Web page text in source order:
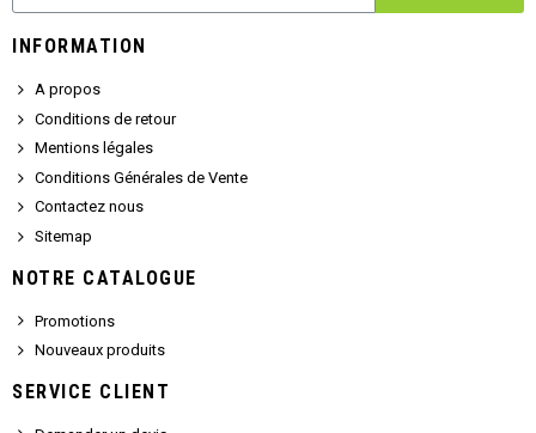
INFORMATION
A propos
Conditions de retour
Mentions légales
Conditions Générales de Vente
Contactez nous
Sitemap
NOTRE CATALOGUE
Promotions
Nouveaux produits
SERVICE CLIENT